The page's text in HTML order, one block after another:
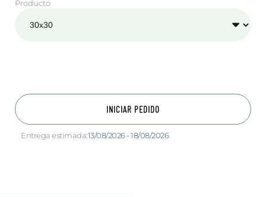
Producto
INICIAR PEDIDO
Entrega estimada:13/08/2026 - 18/08/2026